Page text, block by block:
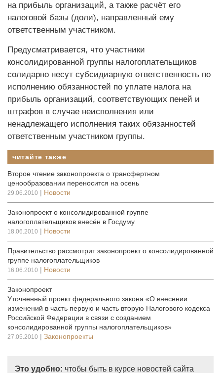
на прибыль организаций, а также расчёт его
налоговой базы (доли), направленный ему
ответственным участником.
Предусматривается, что участники
консолидированной группы налогоплательщиков
солидарно несут субсидиарную ответственность по
исполнению обязанностей по уплате налога на
прибыль организаций, соответствующих пеней и
штрафов в случае неисполнения или
ненадлежащего исполнения таких обязанностей
ответственным участником группы.
читайте также
Второе чтение законопроекта о трансфертном
ценообразовании переносится на осень
29.06.2010 | Новости
Законопроект о консолидированной группе
налогоплательщиков внесён в Госдуму
18.06.2010 | Новости
Правительство рассмотрит законопроект о консолидированной
группе налогоплательщиков
16.06.2010 | Новости
Законопроект
Уточненный проект федерального закона «О внесении
изменений в часть первую и часть вторую Налогового кодекса
Российской Федерации в связи с созданием
консолидированной группы налогоплательщиков»
27.05.2010 | Законопроекты
Это удобно: чтобы быть в курсе новостей сайта